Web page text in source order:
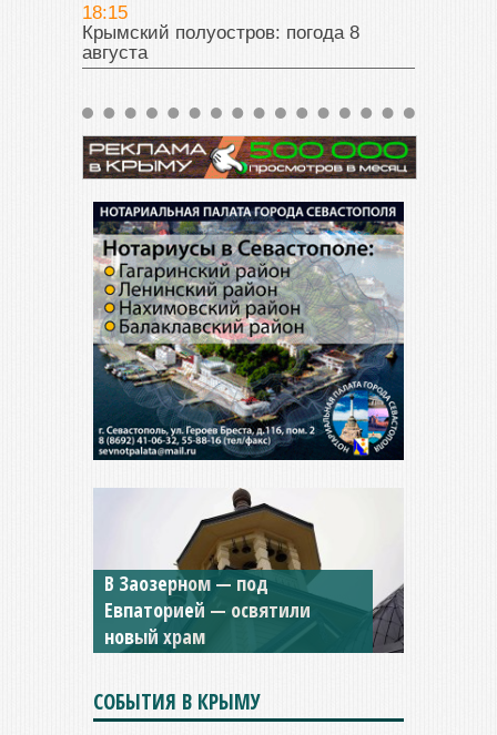
18:15
Крымский полуостров: погода 8
августа
Мужской монастырь Косьмы
и Дамиана в Крыму вновь
открыт для посещения
СОБЫТИЯ В КРЫМУ